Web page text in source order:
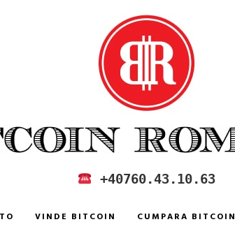
ROMANIA +40760.43.10.63
VINDE BITCOIN CUMPARA BITCOIN